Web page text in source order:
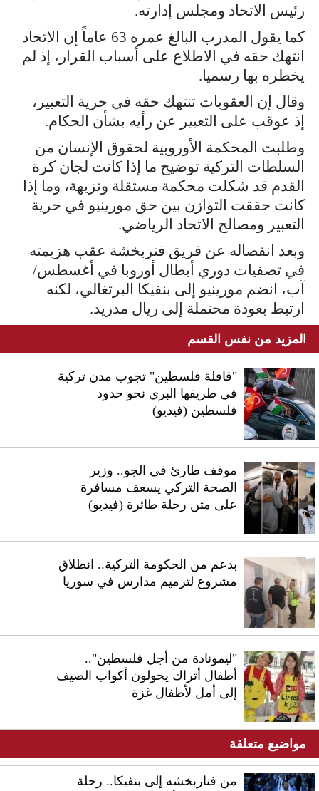
رئيس الاتحاد ومجلس إدارته.
كما يقول المدرب البالغ عمره 63 عاماً إن الاتحاد
انتهك حقه في الاطلاع على أسباب القرار، إذ لم
يخطره بها رسميا.
وقال إن العقوبات تنتهك حقه في حرية التعبير،
إذ عوقب على التعبير عن رأيه بشأن الحكام.
وطلبت المحكمة الأوروبية لحقوق الإنسان من
السلطات التركية توضيح ما إذا كانت لجان كرة
القدم قد شكلت محكمة مستقلة ونزيهة، وما إذا
كانت حققت التوازن بين حق مورينيو في حرية
التعبير ومصالح الاتحاد الرياضي.
وبعد انفصاله عن فريق فنربخشة عقب هزيمته
في تصفيات دوري أبطال أوروبا في أغسطس/
آب، انضم مورينيو إلى بنفيكا البرتغالي، لكنه
ارتبط بعودة محتملة إلى ريال مدريد.
المزيد من نفس القسم
"قافلة فلسطين" تجوب مدن تركية
في طريقها البري نحو حدود
فلسطين (فيديو)
موقف طارئ في الجو.. وزير
الصحة التركي يسعف مسافرة
على متن رحلة طائرة (فيديو)
بدعم من الحكومة التركية.. انطلاق
مشروع لترميم مدارس في سوريا
"ليمونادة من أجل فلسطين"..
أطفال أتراك يحولون أكواب الصيف
إلى أمل لأطفال غزة
مواضيع متعلقة
من فناربخشه إلى بنفيكا.. رحلة